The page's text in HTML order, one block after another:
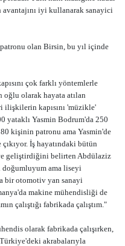
iyi kullanarak sanayici
olan Birsin, bu yıl içinde
çok farklı yöntemlerle
olarak hayata atılan
kapısını 'müzikle'
yataklı Yasmin Bodrum'da 250
kişinin patronu ama Yasmin'de
İş hayatındaki bütün
geliştirdiğini belirten Abdülaziz
doğumluyum ama liseyi
bir otomotiv yan sanayi
makine mühendisliği de
çalıştığı fabrikada çalıştım."
olarak fabrikada çalışırken,
akrabalarıyla